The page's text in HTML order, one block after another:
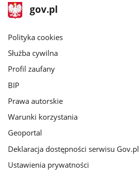
stopka
gov.pl
Strona
gov.pl
gov.pl
Polityka cookies
Służba cywilna
Profil zaufany
BIP
Prawa autorskie
Warunki korzystania
Geoportal
Deklaracja dostępności serwisu Gov.pl
Ustawienia prywatności